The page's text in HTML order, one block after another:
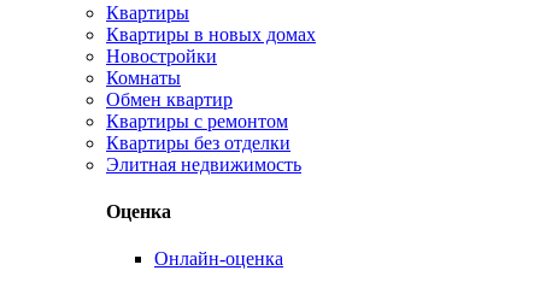
Квартиры
Квартиры в новых домах
Новостройки
Комнаты
Обмен квартир
Квартиры с ремонтом
Квартиры без отделки
Элитная недвижимость
Оценка
Онлайн-оценка